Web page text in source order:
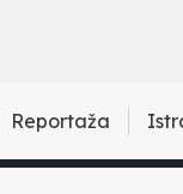
Reportaža